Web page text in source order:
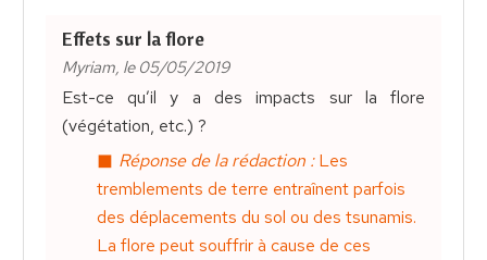
Effets sur la flore
Myriam, le 05/05/2019
Est-ce qu’il y a des impacts sur la flore
(végétation, etc.) ?
Réponse de la rédaction :Les
tremblements de terre entraînent parfois
des déplacements du sol ou des tsunamis.
La flore peut souffrir à cause de ces